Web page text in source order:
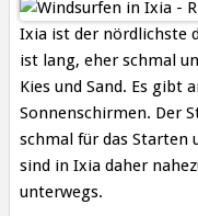
Ixia ist der nördlichste
ist lang, eher schmal
Kies und Sand. Es gibt
Sonnenschirmen. Der
schmal für das Starten
sind in Ixia daher
unterwegs.